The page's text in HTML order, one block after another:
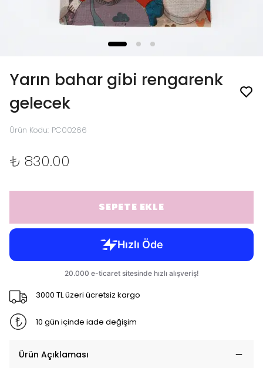
Yarın bahar gibi rengarenk
gelecek
Ürün Kodu: PC00266
₺ 830.00
SEPETE EKLE
3000 TL üzeri ücretsiz kargo
10 gün içinde iade değişim
Ürün Açıklaması